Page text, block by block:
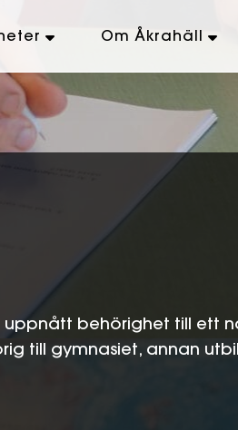
Om Åkrahäll
uppnått behörighet till ett
till gymnasiet, annan